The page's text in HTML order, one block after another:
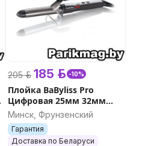
205 р. 185 р. -10%
Плойка BaByliss Pro
Цифровая 25мм 32мм
38мм (BAB2273TTE
BAB2274TTE BAB2275TTE)
Минск, Фрунзенский
Гарантия
Доставка по Беларуси